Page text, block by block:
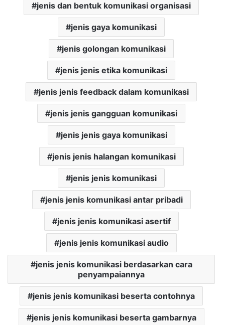
jenis dan bentuk komunikasi organisasi
jenis gaya komunikasi
jenis golongan komunikasi
jenis jenis etika komunikasi
jenis jenis feedback dalam komunikasi
jenis jenis gangguan komunikasi
jenis jenis gaya komunikasi
jenis jenis halangan komunikasi
jenis jenis komunikasi
jenis jenis komunikasi antar pribadi
jenis jenis komunikasi asertif
jenis jenis komunikasi audio
jenis jenis komunikasi berdasarkan cara
penyampaiannya
jenis jenis komunikasi beserta contohnya
jenis jenis komunikasi beserta gambarnya